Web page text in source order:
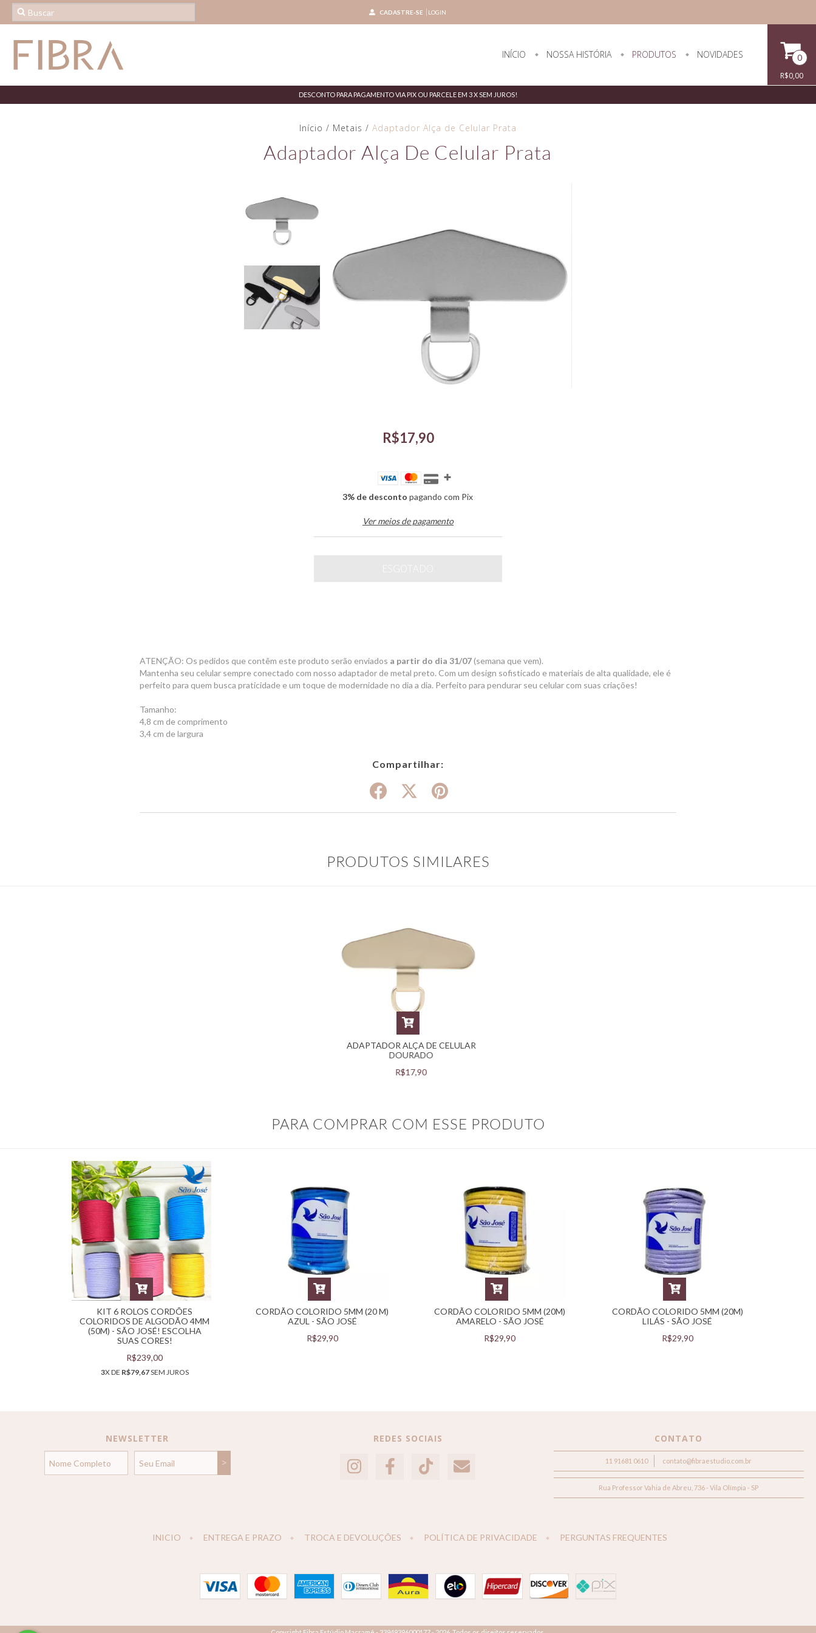
CADASTRE-SE LOGIN
INÍCIO NOSSA HISTÓRIA PRODUTOS NOVIDADES
0
R$0,00
DESCONTO PARA PAGAMENTO VIA PIX OU PARCELE EM 3 X SEM JUROS!
Início / Metais / Adaptador Alça de Celular Prata
Adaptador Alça De Celular Prata
R$17,90
3% de desconto pagando com Pix
Ver meios de pagamento
ATENÇÃO: Os pedidos que contêm este produto serão enviados a partir do dia 31/07(semana que vem).
Mantenha seu celular sempre conectado com nosso adaptador de metal preto. Com um design sofisticado e materiais de alta qualidade, ele é
perfeito para quem busca praticidade e um toque de modernidade no dia a dia. Perfeito para pendurar seu celular com suas criações!
Tamanho:
4,8 cm de comprimento
3,4 cm de largura
Compartilhar:
PRODUTOS SIMILARES
ADAPTADOR ALÇA DE CELULAR
DOURADO
R$17,90
PARA COMPRAR COM ESSE PRODUTO
KIT 6 ROLOS CORDÕES
COLORIDOS DE ALGODÃO 4MM
(50M) - SÃO JOSÉ! ESCOLHA
SUAS CORES!
R$239,00
3X DE R$79,67SEM JUROS
CORDÃO COLORIDO 5MM (20 M)
AZUL - SÃO JOSÉ
R$29,90
CORDÃO COLORIDO 5MM (20M)
AMARELO - SÃO JOSÉ
R$29,90
CORDÃO COLORIDO 5MM (20M)
LILÁS - SÃO JOSÉ
R$29,90
NEWSLETTER REDES SOCIAIS CONTATO
11 91681 0610 contato@fibraestudio.com.br
Rua Professor Vahia de Abreu, 736 - Vila Olímpia - SP
INICIO ENTREGA E PRAZO TROCA E DEVOLUÇÕES POLÍTICA DE PRIVACIDADE PERGUNTAS FREQUENTES